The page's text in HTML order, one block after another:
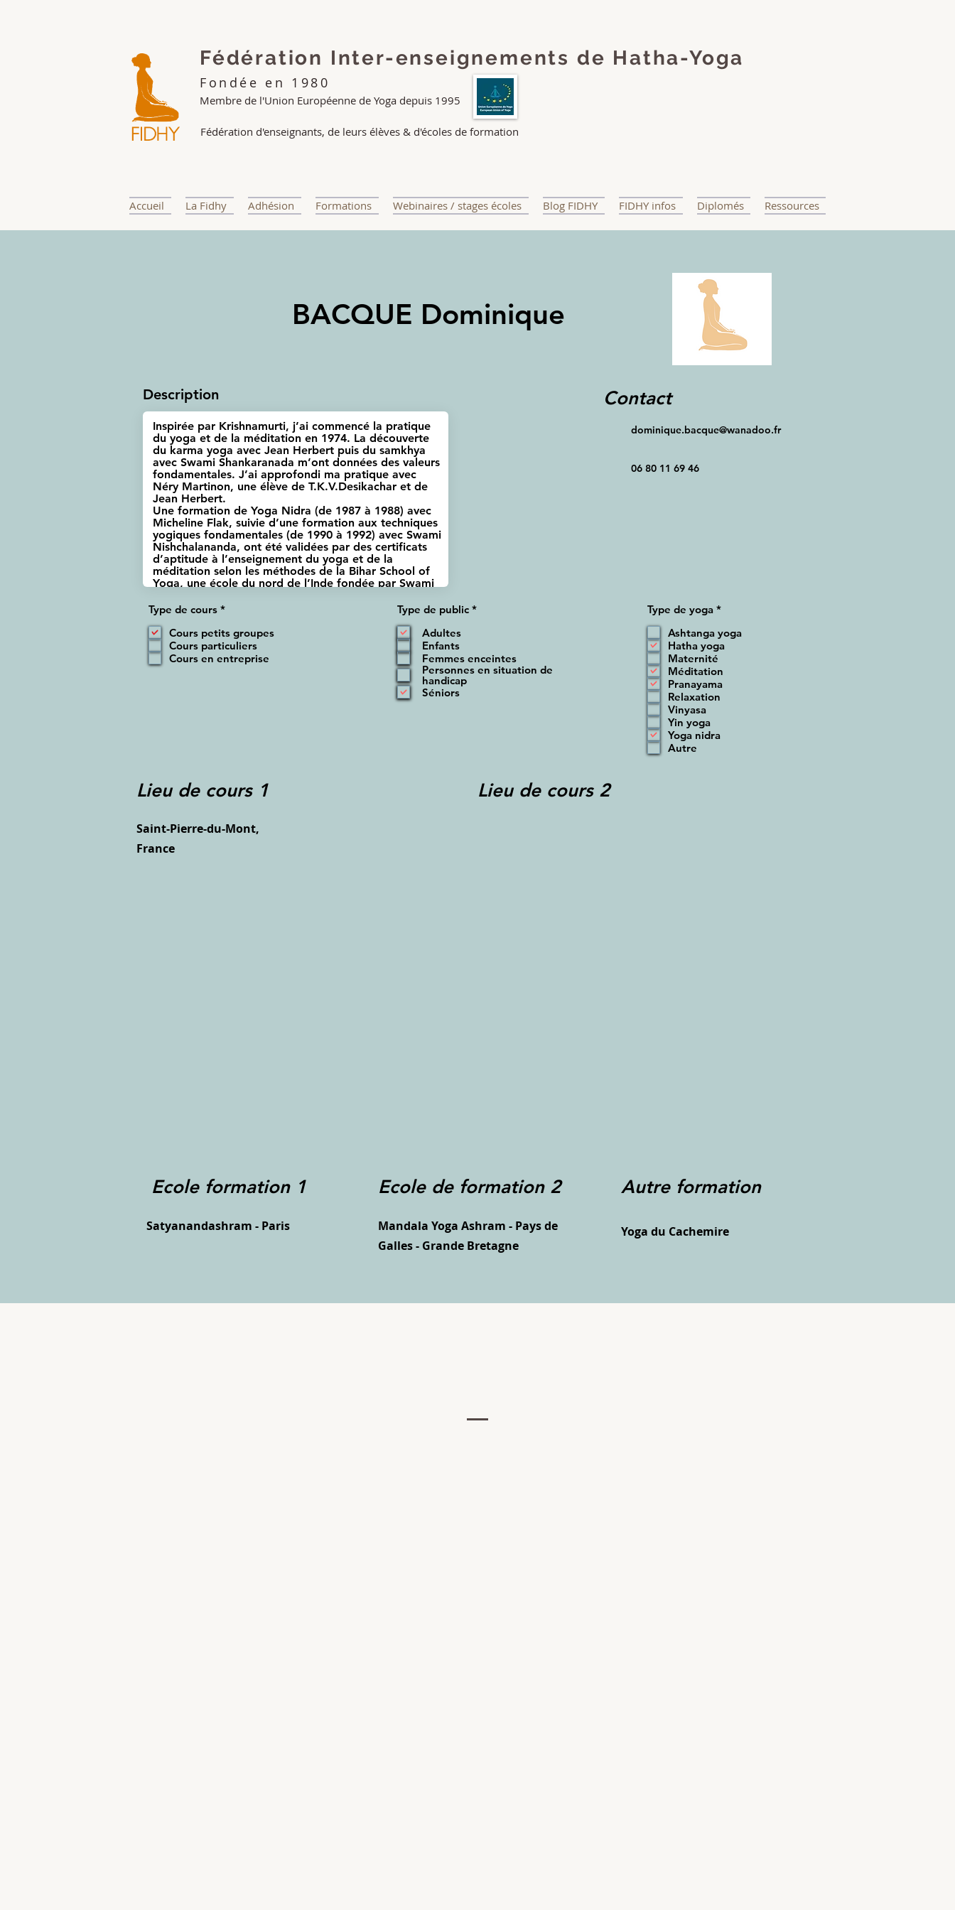
Fédération Inter-enseignements de Hatha-Yoga
Fondée en 1980
Membre de l'Union Européenne de Yoga depuis 1995
Fédération d'enseignants, de leurs élèves & d'écoles de formation
Accueil La Fidhy Adhésion Formations Webinaires / stages écoles Blog FIDHY FIDHY infos Diplomés Ressources
BACQUE Dominique
Description Contact
dominique.bacque@wanadoo.fr
06 80 11 69 46
Type de cours *O
l
i
g
a
Cours petits groupes
Cours particuliers
Cours en entreprise
Type de public *O
a
t
Adultes
Enfants
Femmes enceintes
Personnes en situation de
handicap
Séniors
Type de yoga *O
l
i
g
t
o
Ashtanga yoga
Hatha yoga
Maternité
Méditation
Pranayama
Relaxation
Vinyasa
Yin yoga
Yoga nidra
Autre
Lieu de cours 1
Saint-Pierre-du-Mont,
France
Lieu de cours 2
Ecole formation 1
Satyanandashram - Paris
Ecole de formation 2
Mandala Yoga Ashram - Pays de
Galles - Grande Bretagne
Autre formation
Yoga du Cachemire